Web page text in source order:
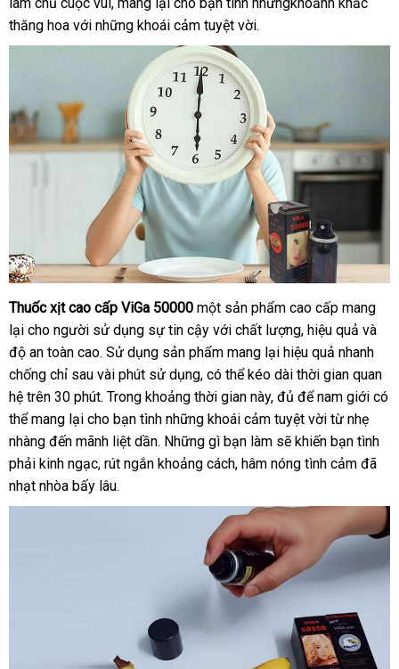
thăng hoa với những khoái cảm tuyệt vời.
Thuốc xịt cao cấp ViGa 50000 một sản phẩm cao cấp mang
lại cho người sử dụng sự tin cậy với chất lượng, hiệu quả và
độ an toàn cao. Sử dụng sản phẩm mang lại hiệu quả nhanh
chống chỉ sau vài phút sử dụng, có thể kéo dài thời gian quan
hệ trên 30 phút. Trong khoảng thời gian này, đủ để nam giới có
thể mang lại cho bạn tình những khoái cảm tuyệt vời từ nhẹ
nhàng đến mãnh liệt dần. Những gì bạn làm sẽ khiến bạn tình
phải kinh ngạc, rút ngắn khoảng cách, hâm nóng tình cảm đã
nhạt nhòa bấy lâu.